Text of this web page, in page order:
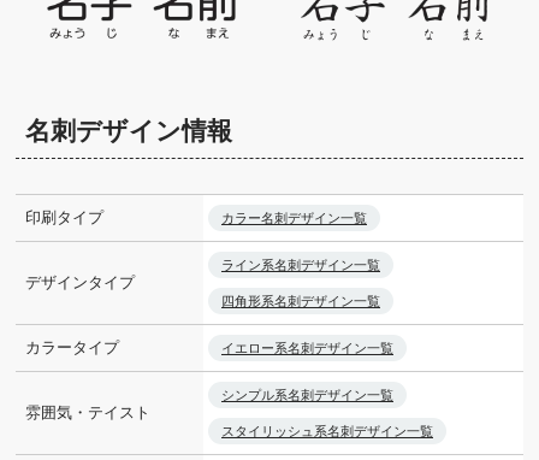
名刺デザイン情報
印刷タイプ カラー名刺デザイン一覧
デザインタイプ
ライン系名刺デザイン一覧
四角形系名刺デザイン一覧
カラータイプ イエロー系名刺デザイン一覧
雰囲気・テイスト
シンプル系名刺デザイン一覧
スタイリッシュ系名刺デザイン一覧